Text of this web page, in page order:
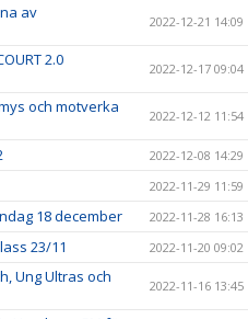
av
2022-12-21 14:09
2.0
2022-12-17 09:04
och motverka
2022-12-12 11:54
2022-12-08 14:29
2022-11-29 11:59
18 december 2022-11-28 16:13
23/11 2022-11-20 09:02
Ung Ultras och
2022-11-16 13:45